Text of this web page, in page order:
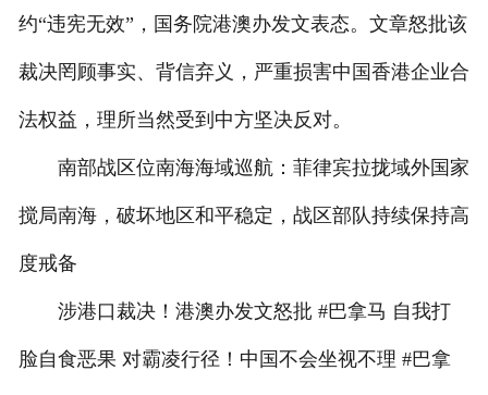
约“违宪无效”，国务院港澳办发文表态。文章怒批该
裁决罔顾事实、背信弃义，严重损害中国香港企业合
法权益，理所当然受到中方坚决反对。
南部战区位南海海域巡航：菲律宾拉拢域外国家
搅局南海，破坏地区和平稳定，战区部队持续保持高
度戒备
涉港口裁决！港澳办发文怒批 #巴拿马 自我打
脸自食恶果 对霸凌行径！中国不会坐视不理 #巴拿